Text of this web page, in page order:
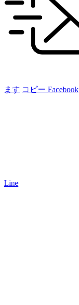
ます コピー Facebook
Line